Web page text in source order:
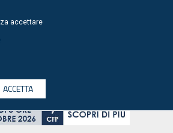
accettare
ACCETTA